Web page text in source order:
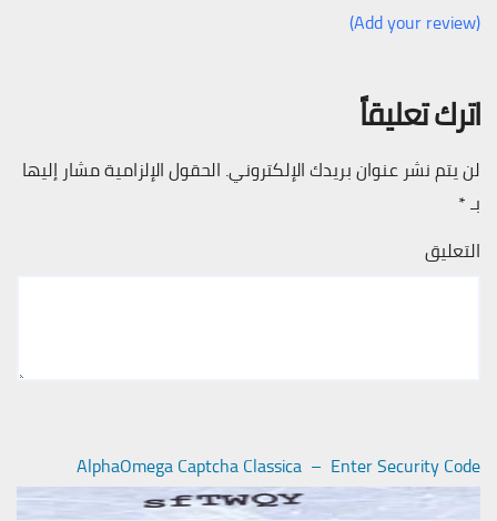
(Add your review)
اترك تعليقاً
لن يتم نشر عنوان بريدك الإلكتروني. الحقول الإلزامية مشار إليها
بـ*
التعليق
AlphaOmega Captcha Classica – Enter Security Code